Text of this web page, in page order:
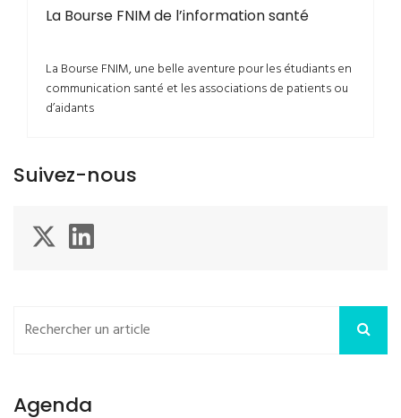
La Bourse FNIM de l’information santé
La Bourse FNIM, une belle aventure pour les étudiants en
communication santé et les associations de patients ou
d’aidants
Suivez-nous
Agenda